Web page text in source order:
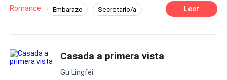
ha traicionado al iniciar una relación con su exnovio.
Durante la velada, vive un breve pero intenso encuentro
hombre del que apenas conoce unos cuantos detalles y
al que probablemente nunca más volverá a ver. El
recuerdo de aquella noche permanece en su memoria
Romance Embarazo Secretario/a
Aventurera Contemporánea
Leer
Casada a primera vista
Gu Lingfei